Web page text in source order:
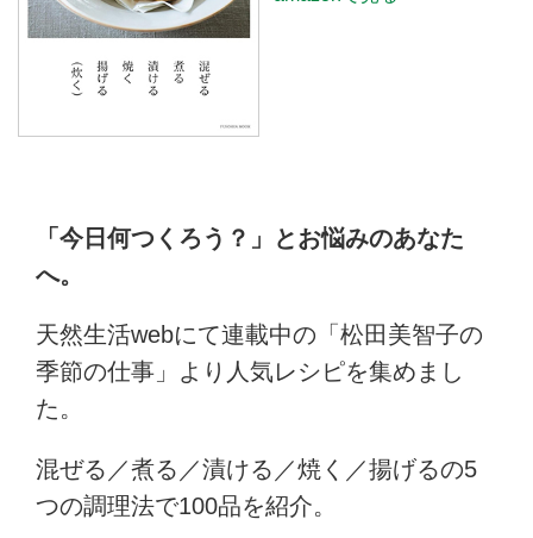
「今日何つくろう？」とお悩みのあなた
へ。
天然生活webにて連載中の「松田美智子の
季節の仕事」より人気レシピを集めまし
た。
混ぜる／煮る／漬ける／焼く／揚げるの5
つの調理法で100品を紹介。